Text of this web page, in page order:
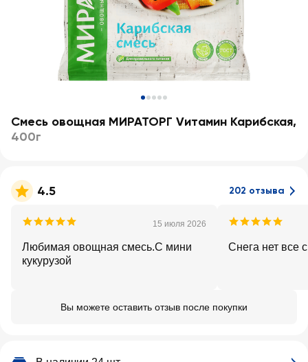
Смесь овощная МИРАТОРГ Vитамин Карибская,
400г
4.5 202 отзыва
15 июля 2026
Любимая овощная смесь.С мини
кукурузой
Снега нет все
Вы можете оставить отзыв после покупки